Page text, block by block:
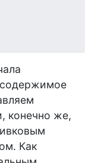
содержимое
конечно же,
Как